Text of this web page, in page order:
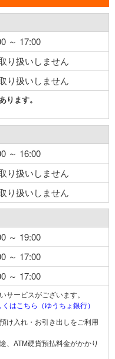
～ 17:00
り扱いしません
り扱いしません
ります。
～ 16:00
り扱いしません
り扱いしません
～ 19:00
～ 17:00
～ 17:00
ービスがございます。
はこちら（ゆうちょ銀行）
け入れ・お引き出しをご利用
、ATM硬貨預払料金がかかり